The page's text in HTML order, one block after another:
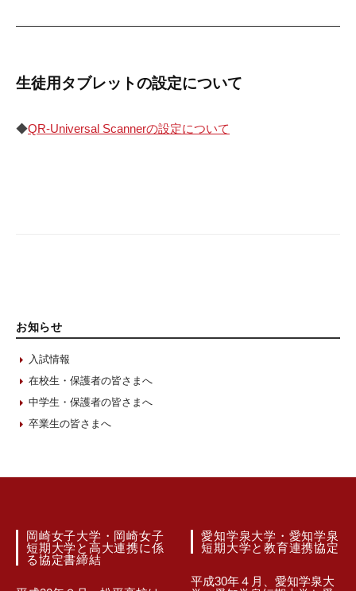
生徒用タブレットの設定について
◆QR-Universal Scannerの設定について
お知らせ
入試情報
在校生・保護者の皆さまへ
中学生・保護者の皆さまへ
卒業生の皆さまへ
岡崎女子大学・岡崎女子
短期大学と高大連携に係
る協定書締結
愛知学泉大学・愛知学泉
短期大学と教育連携協定
平成30年４月、愛知学泉大